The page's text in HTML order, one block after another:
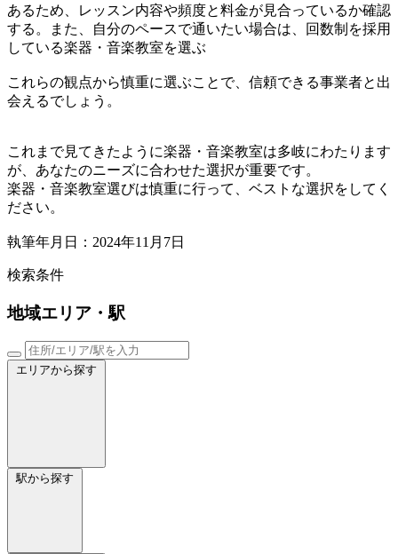
あるため、レッスン内容や頻度と料金が見合っているか確認
する。また、自分のペースで通いたい場合は、回数制を採用
している楽器・音楽教室を選ぶ
これらの観点から慎重に選ぶことで、信頼できる事業者と出
会えるでしょう。
これまで見てきたように楽器・音楽教室は多岐にわたります
が、あなたのニーズに合わせた選択が重要です。
楽器・音楽教室選びは慎重に行って、ベストな選択をしてく
ださい。
執筆年月日：2024年11月7日
検索条件
地域エリア・駅
エリアから探す
駅から探す